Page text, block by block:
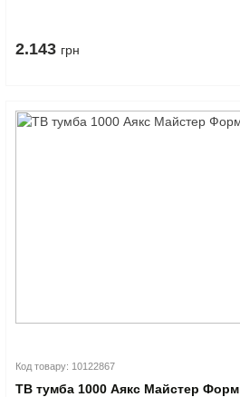
2.143 грн
Код товару: 10122867
ТВ тумба 1000 Аякс Майстер Форм